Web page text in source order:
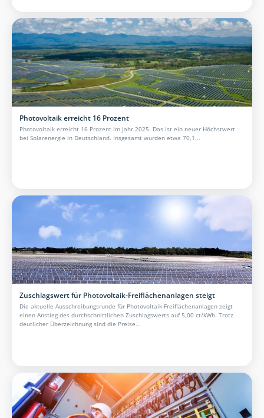
Photovoltaik erreicht 16 Prozent
Photovoltaik erreicht 16 Prozent im Jahr 2025. Das ist ein neuer Höchstwert
bei Solarenergie in Deutschland. Insgesamt wurden etwa 70,1...
Zuschlagswert für Photovoltaik-Freiflächenanlagen steigt
Die aktuelle Ausschreibungsrunde für Photovoltaik-Freiflächenanlagen zeigt
einen Anstieg des durchschnittlichen Zuschlagswerts auf 5,00 ct/kWh. Trotz
deutlicher Überzeichnung sind die Preise...